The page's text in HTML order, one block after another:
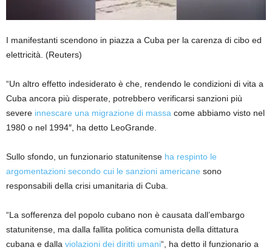
I manifestanti scendono in piazza a Cuba per la carenza di cibo ed
elettricità. (Reuters)
“Un altro effetto indesiderato è che, rendendo le condizioni di vita a
Cuba ancora più disperate, potrebbero verificarsi sanzioni più
severe innescare una migrazione di massa come abbiamo visto nel
1980 o nel 1994″, ha detto LeoGrande.
Sullo sfondo, un funzionario statunitense ha respinto le
argomentazioni secondo cui le sanzioni americane sono
responsabili della crisi umanitaria di Cuba.
“La sofferenza del popolo cubano non è causata dall’embargo
statunitense, ma dalla fallita politica comunista della dittatura
cubana e dalla violazioni dei diritti umani“, ha detto il funzionario a